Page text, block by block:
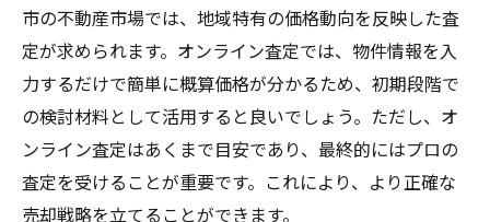
市の不動産市場では、地域特有の価格動向を反映した査
定が求められます。オンライン査定では、物件情報を入
力するだけで簡単に概算価格が分かるため、初期段階で
の検討材料として活用すると良いでしょう。ただし、オ
ンライン査定はあくまで目安であり、最終的にはプロの
査定を受けることが重要です。これにより、より正確な
売却戦略を立てることができます。